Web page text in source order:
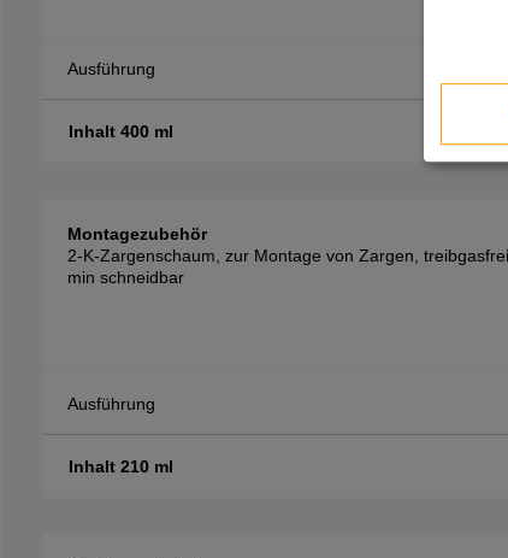
Ausführung
Inhalt 400 ml
Montagezubehör
2-K-Zargenschaum, zur Montage von Zargen,
min schneidbar
Ausführung
Inhalt 210 ml